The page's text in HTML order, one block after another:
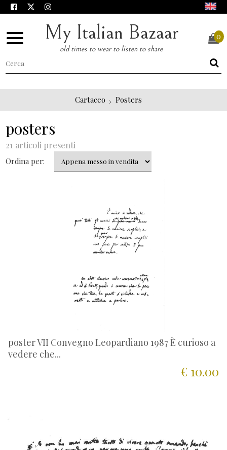
My Italian Bazaar
old times to wear to listen to share
0
Cartaceo Posters
posters
21 articoli presenti
Ordina per:
poster VII Convegno Leopardiano 1987 È curioso a
vedere che...
€ 10.00